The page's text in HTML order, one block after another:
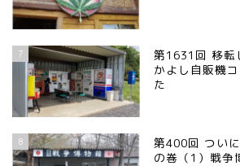
7
第1631回 移転
かよし自販機
た
8
第400回 つい
の巻（1）戦争